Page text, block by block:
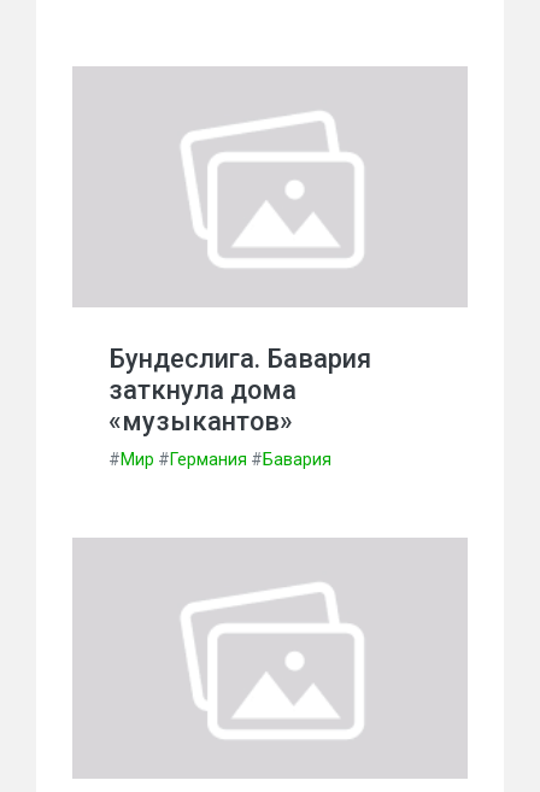
Бундеслига. Бавария
заткнула дома
«музыкантов»
#Мир #Германия #Бавария